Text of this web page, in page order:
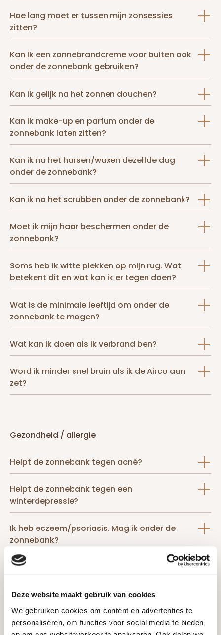
Deze website maakt gebruik van cookies
We gebruiken cookies om content en advertenties te
personaliseren, om functies voor social media te bieden
Hoe lang moet er tussen mijn zonsessies
zitten?
Kan ik een zonnebrandcreme voor buiten ook
onder de zonnebank gebruiken?
Kan ik gelijk na het zonnen douchen?
Kan ik make-up en parfum onder de
zonnebank laten zitten?
Kan ik na het harsen/waxen dezelfde dag
onder de zonnebank?
Kan ik na het scrubben onder de zonnebank?
Moet ik mijn haar beschermen onder de
zonnebank?
Soms heb ik witte plekken op mijn rug. Wat
betekent dit en wat kan ik er tegen doen?
Wat is de minimale leeftijd om onder de
zonnebank te mogen?
Wat kan ik doen als ik verbrand ben?
Word ik minder snel bruin als ik de Airco aan
zet?
Gezondheid / allergie
Helpt de zonnebank tegen acné?
Helpt de zonnebank tegen een
winterdepressie?
Ik heb eczeem/psoriasis. Mag ik onder de
zonnebank?
Ik heb pigmentvlekken. Kan ik hiermee onder
Is zonnen onder de zonnebank ongezond voor
je?